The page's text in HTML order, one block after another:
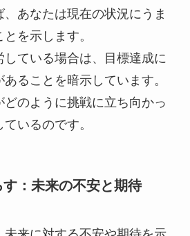
あなたは現在の状況にうま
を示します。
している場合は、目標達成に
ることを暗示しています。
どのように挑戦に立ち向かっ
いるのです。
：未来の不安と期待